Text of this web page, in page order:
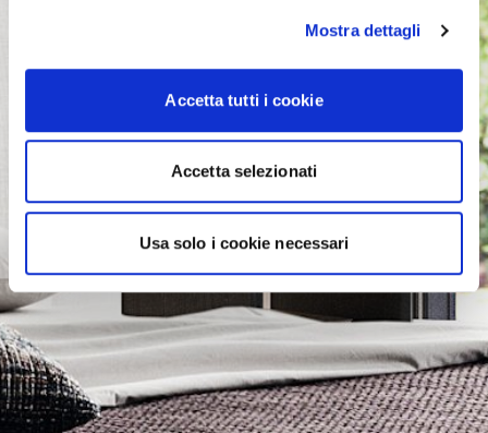
Mostra dettagli
Accetta tutti i cookie
Accetta selezionati
Usa solo i cookie necessari